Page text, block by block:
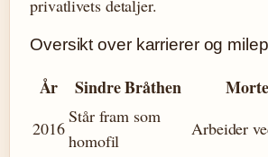
privatlivets detaljer.
Oversikt over karrierer og
År Sindre Bråthen
2016
Står fram som
homofil
Arbeider